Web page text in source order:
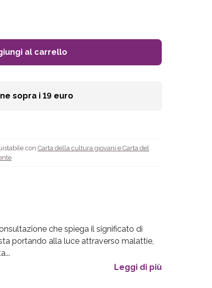
al carrello
sopra i 19 euro
con Carta della cultura giovani e Carta del
che spiega il significato di
portando alla luce attraverso malattie,
Leggi di più